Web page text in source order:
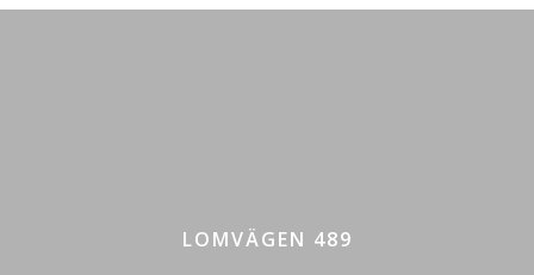
LOMVÄGEN 489